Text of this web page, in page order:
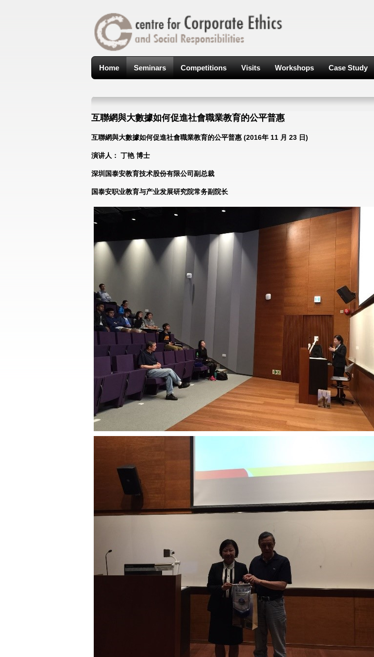
Home Seminars Competitions Visits Workshops Case Study
互聯網與大數據如何促進社會職業教育的公平普惠
互聯網與大數據如何促進社會職業教育的公平普惠 (2016年 11 月 23 日)
演讲人： 丁艳博士
深圳国泰安教育技术股份有限公司副总裁
国泰安职业教育与产业发展研究院常务副院长